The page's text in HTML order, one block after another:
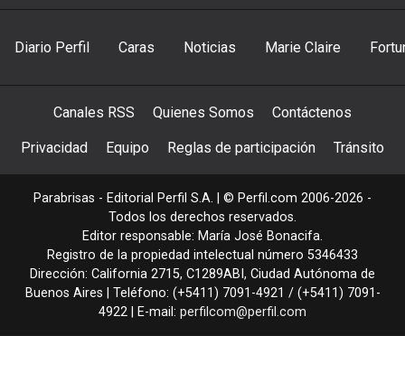
Diario Perfil Caras Noticias Marie Claire
Canales RSS Quienes Somos Contáctenos
Privacidad Equipo Reglas de participación Tránsito
Parabrisas - Editorial Perfil S.A. | © Perfil.com 2006-2026 -
Todos los derechos reservados.
Editor responsable: María José Bonacifa.
Registro de la propiedad intelectual número 5346433
Dirección: California 2715, C1289ABI , Ciudad Autónoma de
Buenos Aires | Teléfono: (+5411) 7091-4921 / (+5411) 7091-
4922 | E-mail: perfilcom@perfil.com